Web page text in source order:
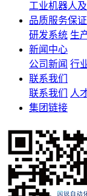
工业机器人
品质服务保证
研发系统 生
新闻中心
公司新闻 行
联系我们
联系我们
人
集团链接